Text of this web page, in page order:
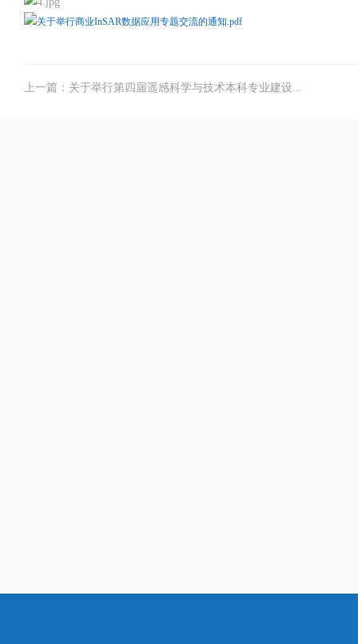
关于举行商业InSAR数据应用专题交流的通知.pdf
上一篇：关于举行第四届遥感科学与技术本科专业建设...